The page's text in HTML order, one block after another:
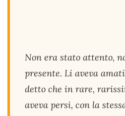
Non era stato attento,
presente. Li aveva
detto che in rare,
aveva persi, con la